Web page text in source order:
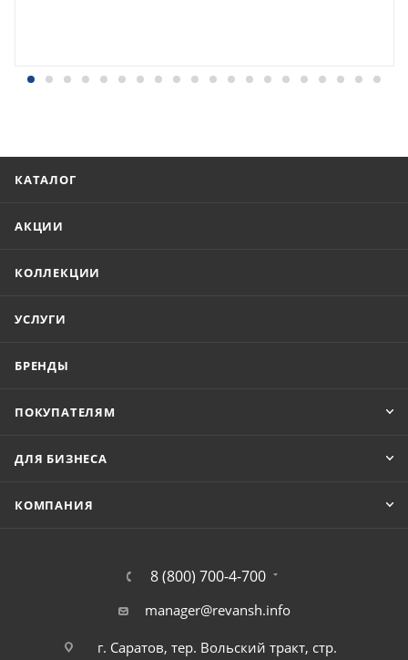
КАТАЛОГ
АКЦИИ
КОЛЛЕКЦИИ
УСЛУГИ
БРЕНДЫ
ПОКУПАТЕЛЯМ
ДЛЯ БИЗНЕСА
КОМПАНИЯ
8 (800) 700-4-700
manager@revansh.info
г. Саратов, тер. Вольский тракт, стр.